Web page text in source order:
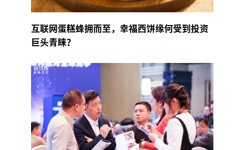
互联网蛋糕蜂拥而至，幸福西饼缘何受到投资
巨头青睐？